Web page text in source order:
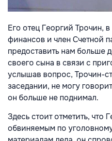
Его отец Георгий Трочин,
финансов и член Счетной
предоставить нам больше
своего сына в связи с
услышав вопроc, Трочин-
заседании, не могу
он больше не поднимал.
Здесь стоит отметить, что
обвиняемым по